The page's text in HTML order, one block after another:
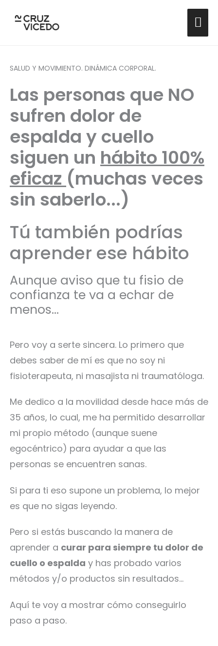
contenido
SALUD Y MOVIMIENTO. DINÁMICA CORPORAL.
Las personas que NO
sufren dolor de
espalda y cuello
siguen un hábito 100%
eficaz (muchas veces
sin saberlo...)
Tú también podrías
aprender ese hábito
Aunque aviso que tu fisio de
confianza te va a echar de
menos...
Pero voy a serte sincera. Lo primero que
debes saber de mí es que no soy ni
fisioterapeuta, ni masajista ni traumatóloga.
Me dedico a la movilidad desde hace más de
35 años, lo cual, me ha permitido desarrollar
mi propio método (aunque suene
egocéntrico) para ayudar a que las
personas se encuentren sanas.
Si para ti eso supone un problema, lo mejor
es que no sigas leyendo.
Pero si estás buscando la manera de
aprender a curar para siempre tu dolor de
cuello o espalda y has probado varios
métodos y/o productos sin resultados…
Aquí te voy a mostrar cómo conseguirlo
paso a paso.